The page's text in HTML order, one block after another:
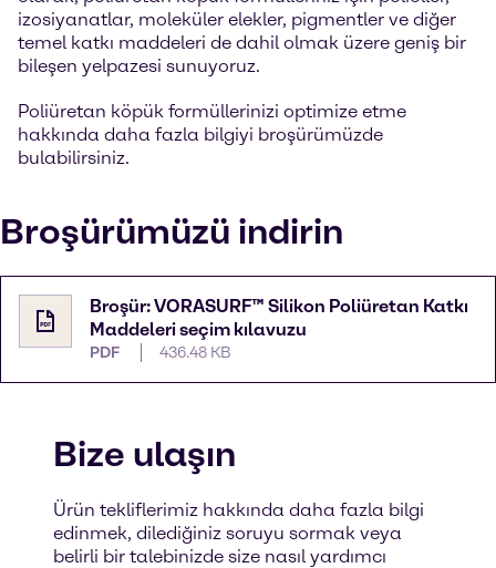
izosiyanatlar, moleküler elekler, pigmentler ve diğer
temel katkı maddeleri de dahil olmak üzere geniş bir
bileşen yelpazesi sunuyoruz.
Poliüretan köpük formüllerinizi optimize etme
hakkında daha fazla bilgiyi broşürümüzde
bulabilirsiniz.
Broşürümüzü indirin
Broşür: VORASURF™ Silikon Poliüretan Katkı
Maddeleri seçim kılavuzu
PDF 436.48 KB
Bize ulaşın
Ürün tekliflerimiz hakkında daha fazla bilgi
edinmek, dilediğiniz soruyu sormak veya
belirli bir talebinizde size nasıl yardımcı